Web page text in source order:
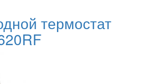
термостат